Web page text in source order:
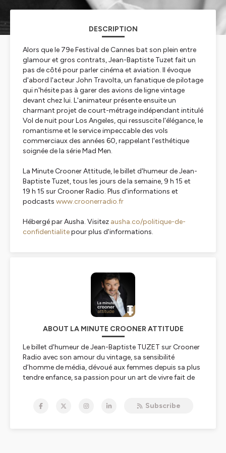
DESCRIPTION
Alors que le 79e Festival de Cannes bat son plein entre
glamour et gros contrats, Jean-Baptiste Tuzet fait un
pas de côté pour parler cinéma et aviation. Il évoque
d'abord l'acteur John Travolta, un fanatique de pilotage
qui n'hésite pas à garer des avions de ligne vintage
devant chez lui. L'animateur présente ensuite un
charmant projet de court-métrage indépendant intitulé
Vol de nuit pour Los Angeles, qui ressuscite l'élégance, le
romantisme et le service impeccable des vols
commerciaux des années 60, rappelant l'esthétique
soignée de la sérieMad Men.
La Minute Crooner Attitude, le billet d'humeur de Jean-
Baptiste Tuzet, tous les jours de la semaine, 9 h 15 et
19 h 15 sur Crooner Radio. Plus d'informations et
podcasts www.croonerradio.fr
Hébergé par Ausha. Visitez ausha.co/politique-de-
confidentialitepour plus d'informations.
ABOUT LA MINUTE CROONER ATTITUDE
Le billet d'humeur de Jean-Baptiste TUZET sur Crooner
Radio avec son amour du vintage, sa sensibilité
d’homme de média, dévoué aux femmes depuis sa plus
tendre enfance, sa passion pour un art de vivre fait de
n’oublie jamais d’aller puiser de délicieux onguents dans
Subscribe